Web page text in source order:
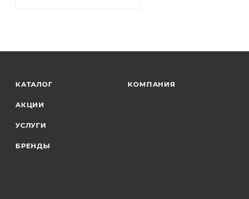
КАТАЛОГ
АКЦИИ
УСЛУГИ
БРЕНДЫ
КОМПАНИЯ